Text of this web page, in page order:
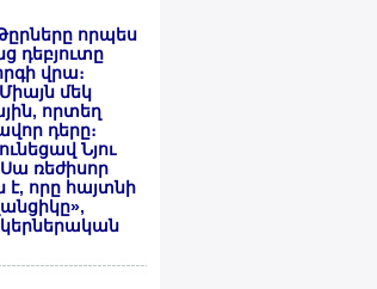
որպես
դեբյուտը
վրա։
մեկ
որտեղ
դերը։
Նյու
Սա ռեժիսոր
է, որը հայտնի